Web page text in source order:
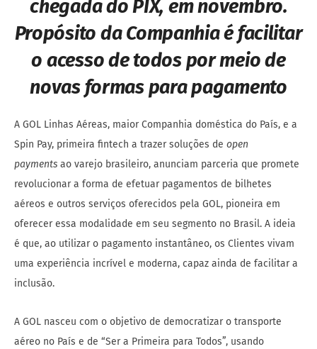
chegada do PIX, em novembro.
Propósito da Companhia é facilitar
o acesso de todos por meio de
novas formas para pagamento
A GOL Linhas Aéreas, maior Companhia doméstica do País, e a
Spin Pay, primeira fintech a trazer soluções de open
payments ao varejo brasileiro, anunciam parceria que promete
revolucionar a forma de efetuar pagamentos de bilhetes
aéreos e outros serviços oferecidos pela GOL, pioneira em
oferecer essa modalidade em seu segmento no Brasil. A ideia
é que, ao utilizar o pagamento instantâneo, os Clientes vivam
uma experiência incrível e moderna, capaz ainda de facilitar a
inclusão.
A GOL nasceu com o objetivo de democratizar o transporte
aéreo no País e de “Ser a Primeira para Todos”, usando